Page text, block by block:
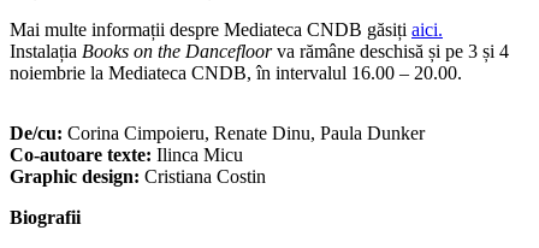
Mai multe informații despre Mediateca CNDB găsiți aici.
Instalația Books on the Dancefloorva rămâne deschisă și pe 3 și 4
noiembrie la Mediateca CNDB, în intervalul 16.00 – 20.00.
De/cu: Corina Cimpoieru, Renate Dinu, Paula Dunker
Co-autoare texte: Ilinca Micu
Graphic design: Cristiana Costin
Biografii